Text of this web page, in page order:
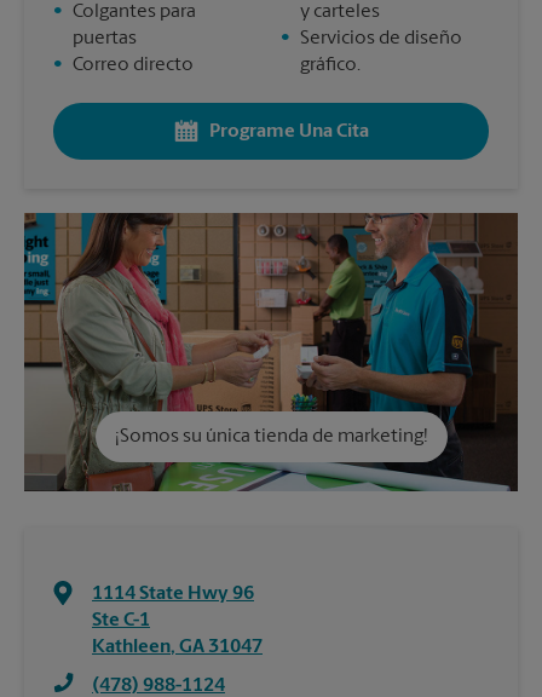
• Colgantes para
puertas
• Correo directo
y carteles
•
Servicios de diseño
gráfico.
Programe Una Cita
¡Somos su única tienda de marketing!
1114 State Hwy 96
Ste C-1
Kathleen, GA 31047
(478) 988-1124